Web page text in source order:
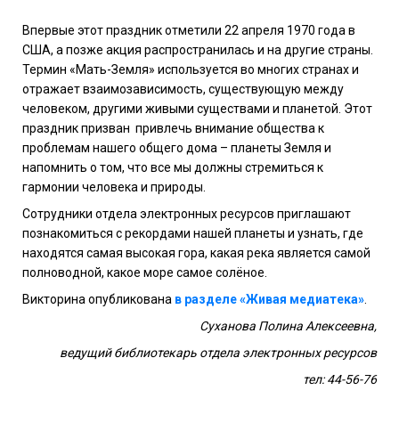
Впервые этот праздник отметили 22 апреля 1970 года в
США, а позже акция распространилась и на другие страны.
Термин «Мать-Земля» используется во многих странах и
отражает взаимозависимость, существующую между
человеком, другими живыми существами и планетой. Этот
праздник призван привлечь внимание общества к
проблемам нашего общего дома – планеты Земля и
напомнить о том, что все мы должны стремиться к
гармонии человека и природы.
Сотрудники отдела электронных ресурсов приглашают
познакомиться с рекордами нашей планеты и узнать, где
находятся самая высокая гора, какая река является самой
полноводной, какое море самое солёное.
Викторина опубликована в разделе «Живая медиатека»
Суханова Полина Алексеевна,
ведущий библиотекарь отдела электронных ресурсов
тел: 44-56-76